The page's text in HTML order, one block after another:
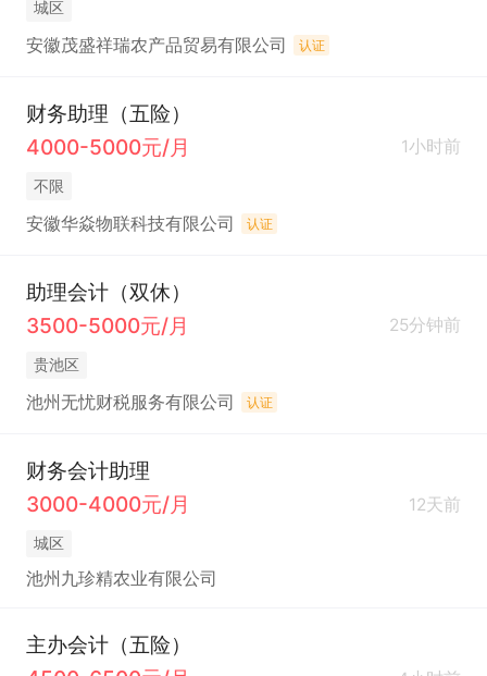
城区
安徽茂盛祥瑞农产品贸易有限公司 认证
财务助理（五险）
4000-5000元/月
1小时前
不限
安徽华焱物联科技有限公司 认证
助理会计（双休）
3500-5000元/月
25分钟前
贵池区
池州无忧财税服务有限公司 认证
财务会计助理
3000-4000元/月
12天前
城区
池州九珍精农业有限公司
主办会计（五险）